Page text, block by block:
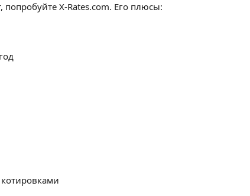
X-Rates.com. Его плюсы: